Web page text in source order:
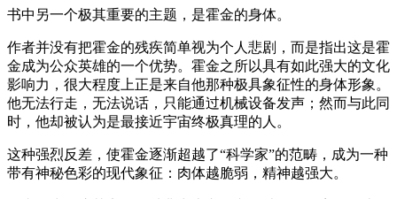
书中另一个极其重要的主题，是霍金的身体。
作者并没有把霍金的残疾简单视为个人悲剧，而是指出这是霍
金成为公众英雄的一个优势。霍金之所以具有如此强大的文化
影响力，很大程度上正是来自他那种极具象征性的身体形象。
他无法行走，无法说话，只能通过机械设备发声；然而与此同
时，他却被认为是最接近宇宙终极真理的人。
这种强烈反差，使霍金逐渐超越了“科学家”的范畴，成为一种
带有神秘色彩的现代象征：肉体越脆弱，精神越强大。